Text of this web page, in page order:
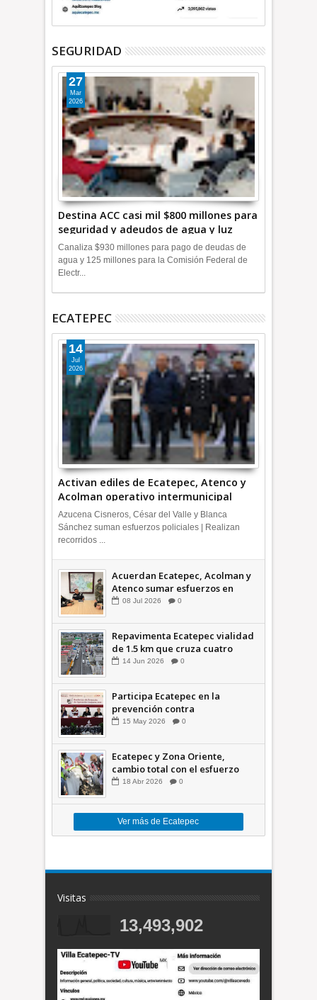
SEGURIDAD
Destina ACC casi mil $800 millones para
seguridad y adeudos de agua y luz
+Video
27
Mar
2026
Canaliza $930 millones para pago de deudas de
agua y 125 millones para la Comisión Federal de
Electr...
ECATEPEC
Activan ediles de Ecatepec, Atenco y
Acolman operativo intermunicipal
14
Jul
2026
Azucena Cisneros, César del Valle y Blanca
Sánchez suman esfuerzos policiales | Realizan
recorridos ...
Acuerdan Ecatepec, Acolman y
Atenco sumar esfuerzos en
seguridad
08 Jul 2026 0
Repavimenta Ecatepec vialidad
de 1.5 km que cruza cuatro
comunidades +Video
14 Jun 2026 0
Participa Ecatepec en la
prevención contra
inundaciones en el Valle de
15 May 2026 0
Ecatepec y Zona Oriente,
cambio total con el esfuerzo
conjunto: Azucena; retiran 21
18 Abr 2026 0
Ver más de Ecatepec
Visitas
13,493,902